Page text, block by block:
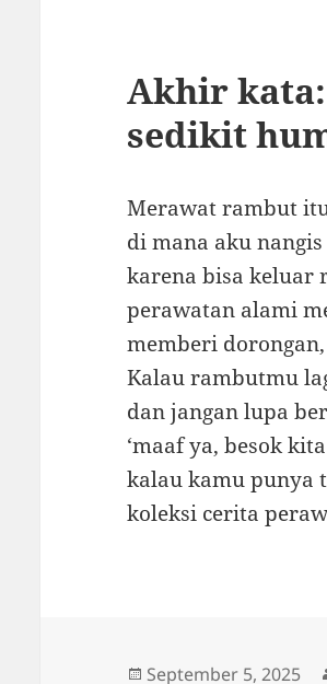
Akhir
sedikit
Merawat rambut
di mana aku
karena bisa keluar
perawatan alami
memberi
Kalau rambutmu
dan jangan lupa
‘maaf ya, besok
kalau kamu punya
koleksi cerita
Posted
September 5, 2025